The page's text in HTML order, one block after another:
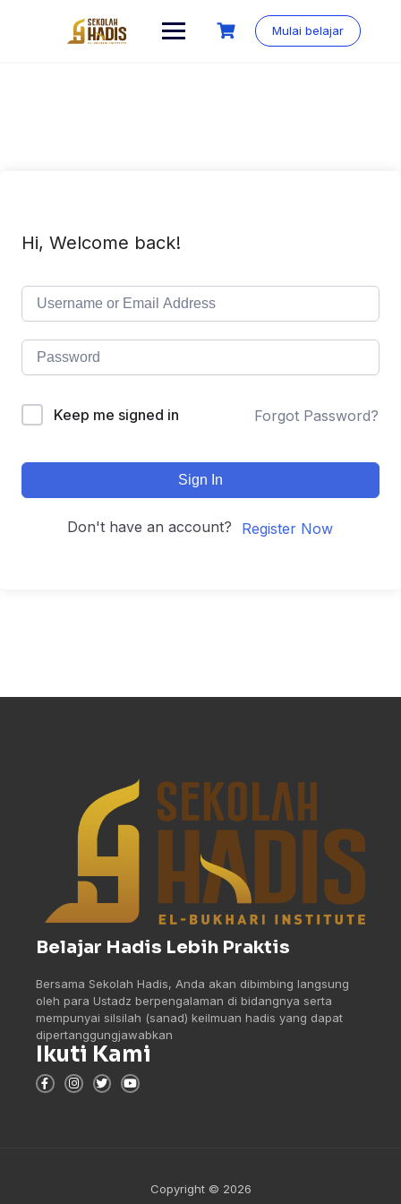
Mulai belajar
Hi, Welcome back!
Keep me signed in Forgot Password?
Sign In
Don't have an account? Register Now
Belajar Hadis Lebih Praktis
Bersama Sekolah Hadis, Anda akan dibimbing langsung
oleh para Ustadz berpengalaman di bidangnya serta
mempunyai silsilah (sanad) keilmuan hadis yang dapat
dipertanggungjawabkan
Ikuti Kami
Copyright © 2026